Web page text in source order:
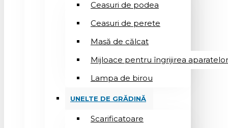
Ceasuri de podea
Ceasuri de perete
Masă de călcat
Mijloace pentru îngrijirea
Lampa de birou
UNELTE DE GRĂDINĂ
Scarificatoare